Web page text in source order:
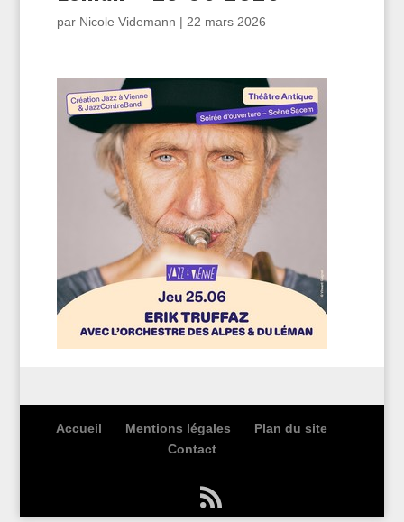
par Nicole Videmann | 22 mars 2026
Accueil Mentions légales
Plan du site
Contact